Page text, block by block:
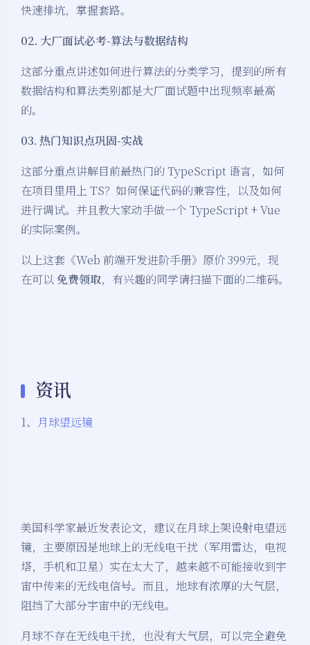
快速排坑，掌握套路。
02. 大厂面试必考-算法与数据结构
这部分重点讲述如何进行算法的分类学习，提到的所有
数据结构和算法类别都是大厂面试题中出现频率最高
的。
03. 热门知识点巩固-实战
这部分重点讲解目前最热门的 TypeScript 语言，如何
在项目里用上 TS？如何保证代码的兼容性，以及如何
进行调试。并且教大家动手做一个 TypeScript + Vue
的实际案例。
以上这套《Web 前端开发进阶手册》原价 399元，现
在可以免费领取，有兴趣的同学请扫描下面的二维码。
资讯
1、 月球望远镜
美国科学家最近发表论文，建议在月球上架设射电望远
镜，主要原因是地球上的无线电干扰（军用雷达，电视
塔，手机和卫星）实在太大了，越来越不可能接收到宇
宙中传来的无线电信号。而且，地球有浓厚的大气层，
阻挡了大部分宇宙中的无线电。
月球不存在无线电干扰，也没有大气层，可以完全避免